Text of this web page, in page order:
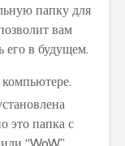
папку для
вам
его в будущем.
это папка с